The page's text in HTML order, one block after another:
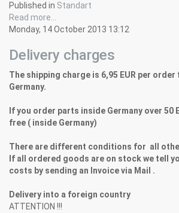
Published in Standart
Read more...
Monday, 14 October 2013 13:12
Delivery charges
The shipping charge is 6,95 EU R per order
Germany.
If you order parts inside Germany over 50
free ( inside Germany)
T here are different conditions for all
If all ordered goods are on stock we tell
costs by sending an Invoice via Mail .
Delivery into a foreign country
ATTENTION !!!